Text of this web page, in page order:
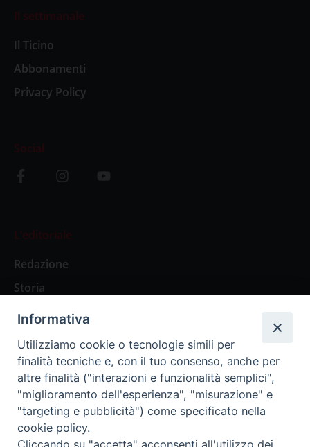
Il settimanale
Il Ticino
Abbonamenti
Privacy Policy
Social
L’editoriale
Redazione
Storia
Abbonamenti
Abbonamento Annuale Digitale
Abbonamento Annuale Cartaceo
Abbonamento Singola Copia Digitale
Informativa
Utilizziamo cookie o tecnologie simili per
finalità tecniche e, con il tuo consenso, anche per
altre finalità ("interazioni e funzionalità semplici",
"miglioramento dell'esperienza", "misurazione" e
"targeting e pubblicità") come specificato nella
cookie policy.